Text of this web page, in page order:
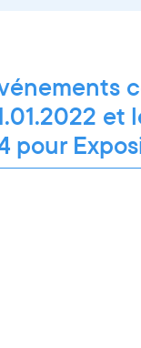
et
pour